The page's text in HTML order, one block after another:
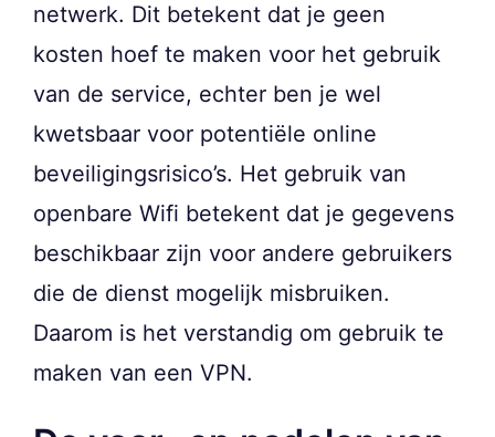
netwerk. Dit betekent dat je geen
kosten hoef te maken voor het gebruik
van de service, echter ben je wel
kwetsbaar voor potentiële online
beveiligingsrisico’s. Het gebruik van
openbare Wifi betekent dat je gegevens
beschikbaar zijn voor andere gebruikers
die de dienst mogelijk misbruiken.
Daarom is het verstandig om gebruik te
maken van een VPN.